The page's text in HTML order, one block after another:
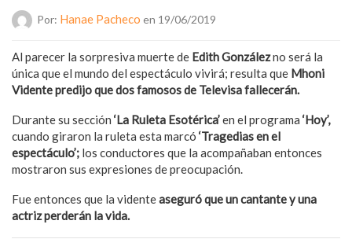
Por: Hanae Pacheco en 19/06/2019
Al parecer la sorpresiva muerte de Edith Gonzálezno será la
única que el mundo del espectáculo vivirá; resulta que Mhoni
Vidente predijo que dos famosos de Televisa fallecerán.
Durante su sección ‘La Ruleta Esotérica’en el programa ‘Hoy’,
cuando giraron la ruleta esta marcó ‘Tragedias en el
espectáculo’; los conductores que la acompañaban entonces
mostraron sus expresiones de preocupación.
Fue entonces que la videnteaseguró que un cantante y una
actriz perderán la vida.